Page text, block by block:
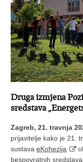
Druga izmjena
sredstava
Zagreb, 21. travnja
prijavitelje kako je 21.
sustavaeKohezija
bespovratnih